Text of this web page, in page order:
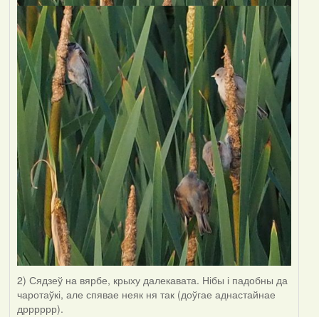
2) Сядзеў на вярбе, крыху далекавата. Нібы і падобны да
чаротаўкі, але спявае неяк ня так (доўгае аднастайнае
дрррррр).